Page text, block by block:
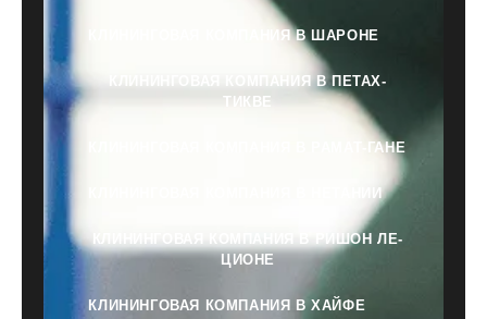
КЛИНИНГОВАЯ КОМПАНИЯ В ШАРОНЕ
КЛИНИНГОВАЯ КОМПАНИЯ В ПЕТАХ-
ТИКВЕ
КЛИНИНГОВАЯ КОМПАНИЯ В РАМАТ-ГАНЕ
КЛИНИНГОВАЯ КОМПАНИЯ В НЕТАНИИ
КЛИНИНГОВАЯ КОМПАНИЯ В РИШОН ЛЕ-
ЦИОНЕ
КЛИНИНГОВАЯ КОМПАНИЯ В ХАЙФЕ